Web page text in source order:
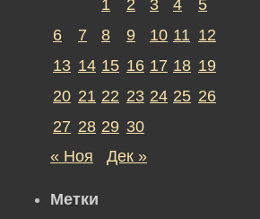
1
2 3 4
5
6
7 8 9 10 11 12
13 14 15 16 17 18 19
20 21 22 23 24 25 26
27 28 29 30
« Ноя
Дек »
Метки